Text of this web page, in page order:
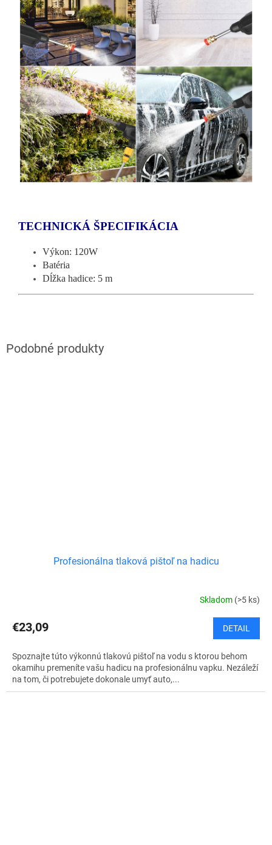
TECHNICKÁ ŠPECIFIKÁCIA
Výkon: 120W
Batéria
Dĺžka hadice: 5 m
Profesionálna tlaková pištoľ na hadicu
Skladom (>5 ks)
€23,09 DETAIL
Spoznajte túto výkonnú tlakovú pištoľ na vodu s ktorou behom
okamihu premeníte vašu hadicu na profesionálnu vapku. Nezáleží
na tom, či potrebujete dokonale umyť auto,...